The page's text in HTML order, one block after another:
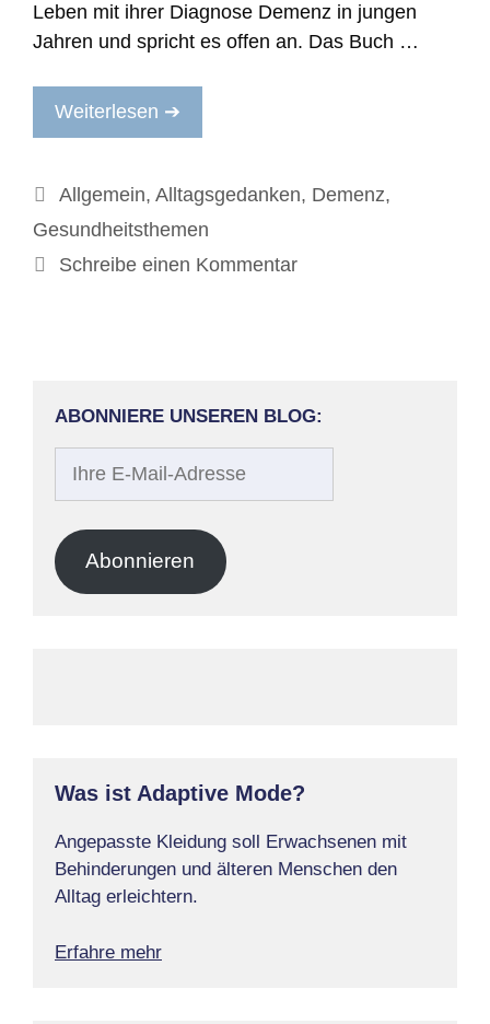
Leben mit ihrer Diagnose Demenz in jungen
Jahren und spricht es offen an. Das Buch …
Weiterlesen ➔
Kategorien
Allgemein, Alltagsgedanken, Demenz,
Gesundheitsthemen
Schreibe einen Kommentar
ABONNIERE UNSEREN BLOG:
Adresse
Abonnieren
Was ist Adaptive Mode?
Angepasste Kleidung soll Erwachsenen mit
Behinderungen und älteren Menschen den
Alltag erleichtern.
Erfahre mehr